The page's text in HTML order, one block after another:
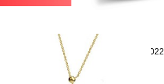
Mã hàng:69283022